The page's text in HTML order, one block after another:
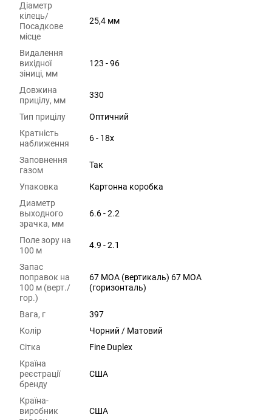
Діаметр
кілець/
Посадкове
місце
25,4 мм
Видалення
вихідної
зіниці, мм
123 - 96
Довжина
прицілу, мм
330
Тип прицілу
Оптичний
Кратність
наближення
6 - 18х
Заповнення
газом
Так
Упаковка
Картонна коробка
Диаметр
выходного
зрачка, мм
6.6 - 2.2
Поле зору на
100 м
4.9 - 2.1
Запас
поправок на
100 м (верт./
гор.)
67 MOA (вертикаль) 67 MOA
(горизонталь)
Вага, г
397
Колір
Чорний / Матовий
Сітка
Fine Duplex
Країна
реєстрації
бренду
США
Країна-
виробник
США